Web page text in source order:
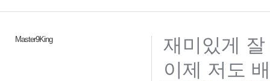
Master9King
재미있게
이제 저도